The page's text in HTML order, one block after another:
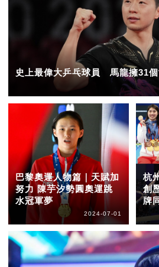
史上最偉大乒乓球員 馬龍擁31個
巴黎奧運人物篇｜天賦加
努力 陳芋汐勢圓奧運跳
水冠軍夢
2024-07-01
杭
創
牌